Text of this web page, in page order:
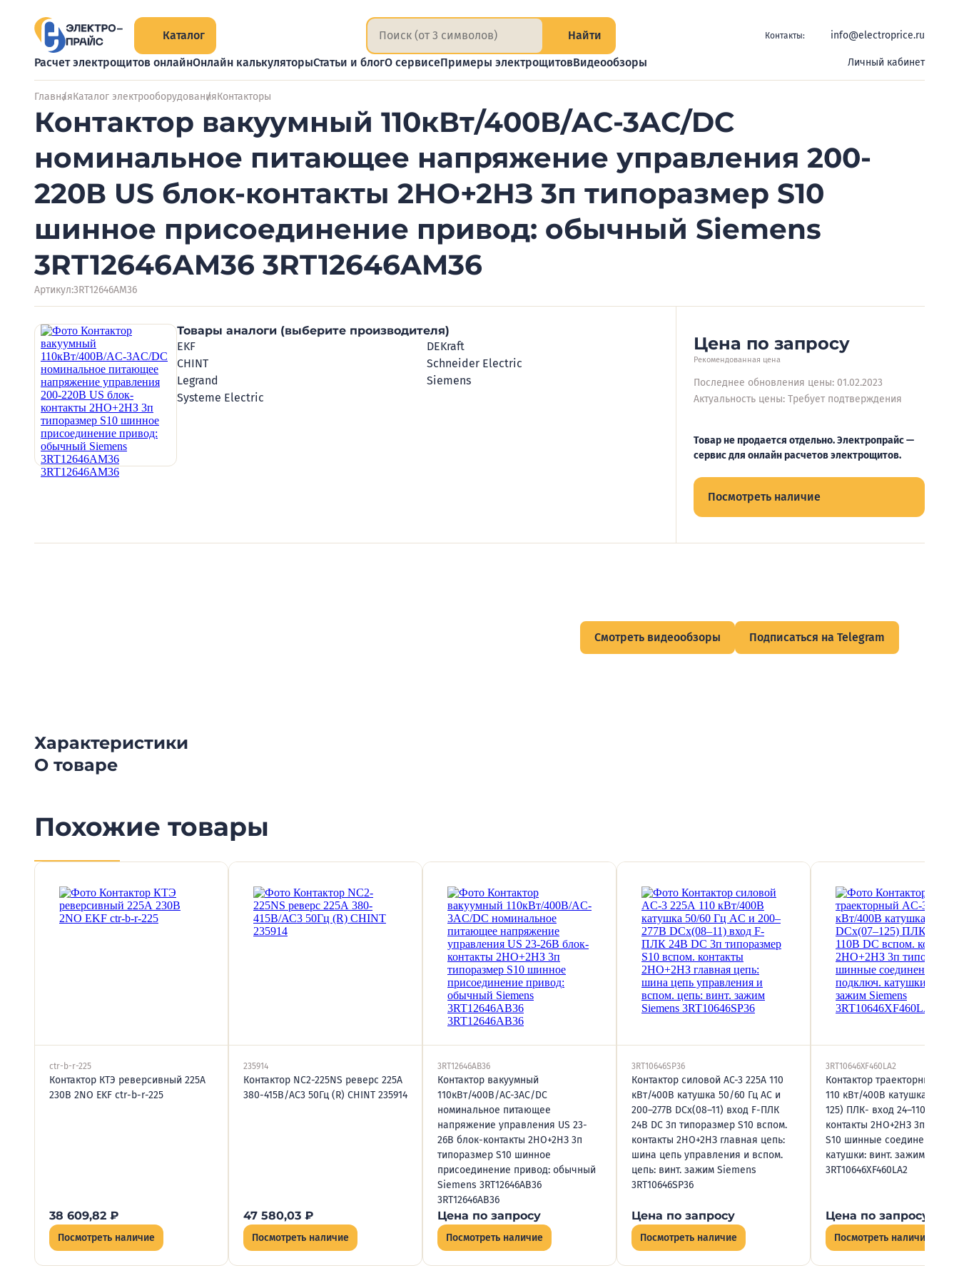
Каталог Найти Контакты: info@electroprice.ru
Расчет электрощитов онлайнОнлайн калькуляторыСтатьи и блогО сервисеПримеры электрощитовВидеообзоры Личный кабинет
ГлавнаяКаталог электрооборудованияКонтакторы
Контактор вакуумный 110кВт/400В/AC-3AC/DC
номинальное питающее напряжение управления 200-
220В US блок-контакты 2НО+2НЗ 3п типоразмер S10
шинное присоединение привод: обычный Siemens
3RT12646АM36 3RT12646AM36
Артикул:3RT12646AM36
Товары аналоги (выберите производителя)
EKF
DEKraft
CHINT
Schneider Electric
Legrand
Siemens
Systeme Electric
Цена по запросу
Рекомендованная цена
Последнее обновления цены: 01.02.2023
Актуальность цены: Требует подтверждения
Товар не продается отдельно. Электропрайс —
сервис для онлайн расчетов электрощитов.
Посмотреть наличие
Смотреть видеообзоры Подписаться на Telegram
Характеристики
О товаре
Похожие товары
ctr-b-r-225
Контактор КТЭ реверсивный 225А
230В 2NO EKF ctr-b-r-225
38 609,82 ₽
Посмотреть наличие
235914
Контактор NC2-225NS реверс 225А
380-415В/АС3 50Гц (R) CHINT 235914
47 580,03 ₽
Посмотреть наличие
3RT12646AB36
Контактор вакуумный
110кВт/400В/AC-3AC/DC
номинальное питающее
напряжение управления US 23-
26В блок-контакты 2НО+2НЗ 3п
типоразмер S10 шинное
присоединение привод: обычный
Siemens 3RT12646АB36
3RT12646AB36
Цена по запросу
Посмотреть наличие
3RT10646SP36
Контактор силовой AC-3 225А 110
кВт/400В катушка 50/60 Гц AC и
200–277В DCх(08–11) вход F-ПЛК
24В DC 3п типоразмер S10 вспом.
контакты 2НО+2НЗ главная цепь:
шина цепь управления и вспом.
цепь: винт. зажим Siemens
3RT10646SP36
Цена по запросу
Посмотреть наличие
3RT10646XF460LA2
Контактор траекторный AC-
110 кВт/400В катушка 110В
125) ПЛК- вход 24–110В DC
контакты 2НО+2НЗ 3п
S10 шинные соединения
катушки: винт. зажим
3RT10646XF460LA2
Цена по запросу
Посмотреть наличие